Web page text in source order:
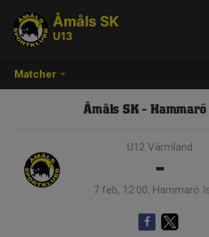
Matcher
Åmåls SK
U13
Åmåls SK - Hammarö
U12 Värmland
-
7 feb, 12:00, Hammarö